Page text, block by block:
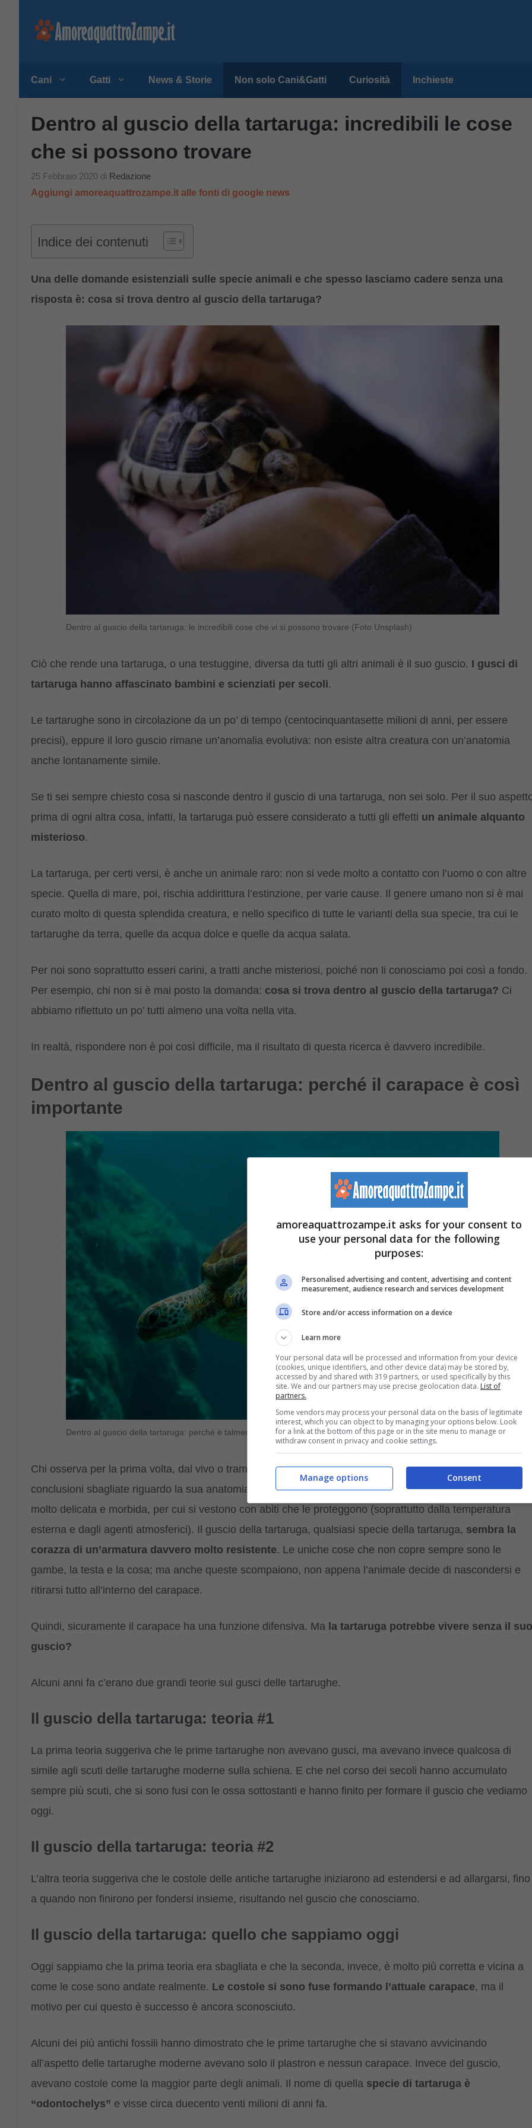
Cani Gatti News & Storie Non solo Cani&Gatti Curiosità Inchieste
Dentro al guscio della tartaruga: incredibili le cose
che si possono trovare
25 Febbraio 2020 di Redazione
Aggiungi amoreaquattrozampe.it alle fonti di google news
Indice dei contenuti
Una delle domande esistenziali sulle specie animali e che spesso lasciamo cadere senza una
risposta è: cosa si trova dentro al guscio della tartaruga?
Dentro al guscio della tartaruga: le incredibili cose che vi si possono trovare (Foto Unsplash)
Ciò che rende una tartaruga, o una testuggine, diversa da tutti gli altri animali è il suo guscio. I gusci di
tartaruga hanno affascinato bambini e scienziati per secoli.
Le tartarughe sono in circolazione da un po’ di tempo (centocinquantasette milioni di anni, per essere
precisi), eppure il loro guscio rimane un’anomalia evolutiva: non esiste altra creatura con un’anatomia
anche lontanamente simile.
Se ti sei sempre chiesto cosa si nasconde dentro il guscio di una tartaruga, non sei solo. Per il suo
prima di ogni altra cosa, infatti, la tartaruga può essere considerato a tutti gli effetti un animale alquanto
misterioso.
La tartaruga, per certi versi, è anche un animale raro: non si vede molto a contatto con l’uomo o con altre
specie. Quella di mare, poi, rischia addirittura l’estinzione, per varie cause. Il genere umano non si è mai
curato molto di questa splendida creatura, e nello specifico di tutte le varianti della sua specie, tra cui le
tartarughe da terra, quelle da acqua dolce e quelle da acqua salata.
Per noi sono soprattutto esseri carini, a tratti anche misteriosi, poiché non li conosciamo poi così a fondo.
Per esempio, chi non si è mai posto la domanda: cosa si trova dentro al guscio della tartaruga? Ci
abbiamo riflettuto un po’ tutti almeno una volta nella vita.
In realtà, rispondere non è poi così difficile, ma il risultato di questa ricerca è davvero incredibile.
Dentro al guscio della tartaruga: perché il carapace è così
importante
Dentro al guscio della tartaruga: perché è talmente importante? (Foto Unsplash)
Chi osserva per la prima volta, dal vivo o tramite media, l’aspetto di una tartaruga potrebbe arrivare a
conclusioni sbagliate riguardo la sua anatomia. Questo è comprensibile. Le persone hanno una pelle
molto delicata e morbida, per cui si vestono con abiti che le proteggono (soprattutto dalla temperatura
esterna e dagli agenti atmosferici). Il guscio della tartaruga, qualsiasi specie della tartaruga, sembra la
corazza di un’armatura davvero molto resistente. Le uniche cose che non copre sempre sono le
gambe, la testa e la cosa; ma anche queste scompaiono, non appena l’animale decide di nascondersi e
ritirarsi tutto all’interno del carapace.
Quindi, sicuramente il carapace ha una funzione difensiva. Ma la tartaruga potrebbe vivere senza il suo
guscio?
Alcuni anni fa c’erano due grandi teorie sui gusci delle tartarughe.
Il guscio della tartaruga: teoria #1
La prima teoria suggeriva che le prime tartarughe non avevano gusci, ma avevano invece qualcosa di
simile agli scuti delle tartarughe moderne sulla schiena. E che nel corso dei secoli hanno accumulato
sempre più scuti, che si sono fusi con le ossa sottostanti e hanno finito per formare il guscio che vediamo
oggi.
Il guscio della tartaruga: teoria #2
L’altra teoria suggeriva che le costole delle antiche tartarughe iniziarono ad estendersi e ad allargarsi, fino
a quando non finirono per fondersi insieme, risultando nel guscio che conosciamo.
Il guscio della tartaruga: quello che sappiamo oggi
Oggi sappiamo che la prima teoria era sbagliata e che la seconda, invece, è molto più corretta e vicina a
come le cose sono andate realmente. Le costole si sono fuse formando l’attuale carapace, ma il
motivo per cui questo è successo è ancora sconosciuto.
Alcuni dei più antichi fossili hanno dimostrato che le prime tartarughe che si stavano avvicinando
all’aspetto delle tartarughe moderne avevano solo il plastron e nessun carapace. Invece del guscio,
avevano costole come la maggior parte degli animali. Il nome di quella specie di tartaruga è
“odontochelys” e visse circa duecento venti milioni di anni fa.
amoreaquattrozampe.it asks for your consent to
use your personal data for the following
purposes:
Personalised advertising and content, advertising and content
measurement, audience research and services development
Store and/or access information on a device
Learn more
Your personal data will be processed and information from your device
(cookies, unique identifiers, and other device data) may be stored by,
accessed by and shared with 319 partners, or used specifically by this
site. We and our partners may use precise geolocation data. List of
partners.
Some vendors may process your personal data on the basis of legitimate
interest, which you can object to by managing your options below. Look
for a link at the bottom of this page or in the site menu to manage or
withdraw consent in privacy and cookie settings.
Consent
Manage options